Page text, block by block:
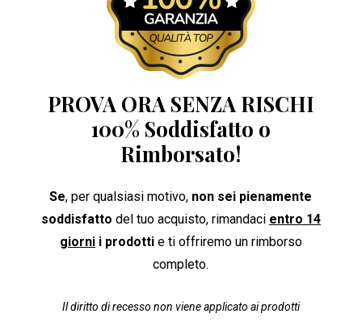
PROVA ORA SENZA RISCHI
100% Soddisfatto o
Rimborsato!
Se, per qualsiasi motivo, non sei pienamente
soddisfatto del tuo acquisto, rimandaci entro 14
giornii prodottie ti offriremo un rimborso
completo.
Il diritto di recesso non viene applicato ai prodotti